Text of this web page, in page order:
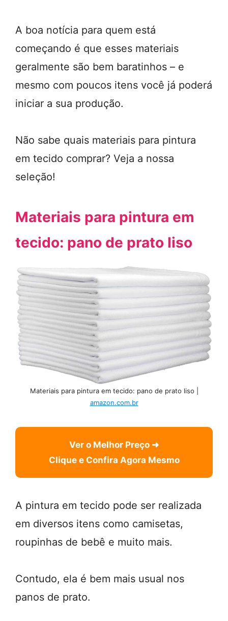
A boa notícia para quem está
começando é que esses materiais
geralmente são bem baratinhos – e
mesmo com poucos itens você já poderá
iniciar a sua produção.
Não sabe quais materiais para pintura
em tecido comprar? Veja a nossa
seleção!
Materiais para pintura em
tecido: pano de prato liso
Materiais para pintura em tecido: pano de prato liso |
amazon.com.br
Ver o Melhor Preço ➜
Clique e Confira Agora Mesmo
A pintura em tecido pode ser realizada
em diversos itens como camisetas,
roupinhas de bebê e muito mais.
Contudo, ela é bem mais usual nos
panos de prato.